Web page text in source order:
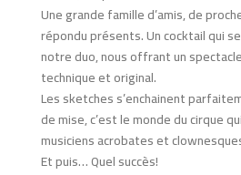
Une grande famille d’amis, de
répondu présents. Un cocktail qui
notre duo, nous offrant un
technique et original.
Les sketches s’enchainent
de mise, c’est le monde du cirque
musiciens acrobates et
Et puis… Quel succès!